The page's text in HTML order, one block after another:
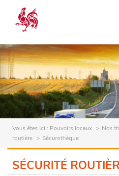
Vous êtes ici : Pouvoirs locaux Nos
routière
Sécurothèque
SÉCURITÉ